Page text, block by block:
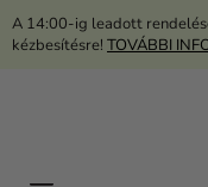
Ugrás
A 14:00-ig leadott
kézbesítésre! TOVÁBBI